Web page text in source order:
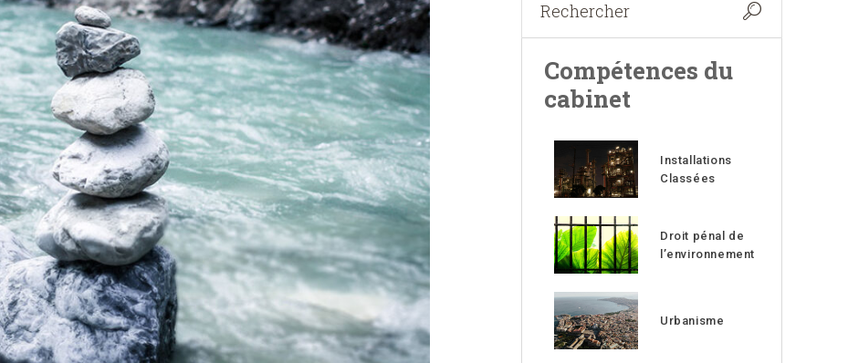
Compétences du
cabinet
Installations
Classées
Droit pénal de
l’environnement
Urbanisme